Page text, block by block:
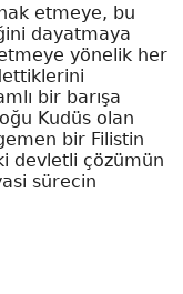
etmeye, bu
dayatmaya
yönelik her
bir barışa
Kudüs olan
bir Filistin
devletli çözümün
sürecin